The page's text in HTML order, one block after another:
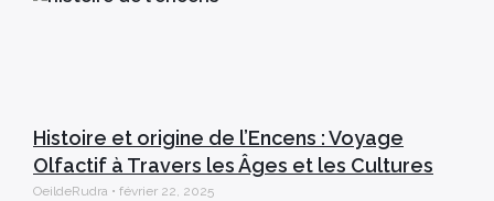
Histoire et origine de l’Encens : Voyage
Olfactif à Travers les Âges et les Cultures
OeildeRudra février 22, 2025